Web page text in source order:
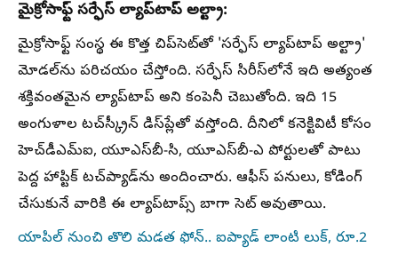
మైక్రోసాఫ్ట్ సర్ఫేస్ ల్యాప్‌టాప్ అల్ట్రా:
మైక్రోసాఫ్ట్ సంస్థ ఈ కొత్త చిప్‌సెట్‌తో 'సర్ఫేస్ ల్యాప్‌టాప్ అల్ట్రా'
మోడల్‌ను పరిచయం చేస్తోంది. సర్ఫేస్ సిరీస్‌లోనే ఇది అత్యంత
శక్తివంతమైన ల్యాప్‌టాప్ అని కంపెనీ చెబుతోంది. ఇది 15
అంగుళాల టచ్‌స్క్రీన్ డిస్‌ప్లేతో వస్తోంది. దీనిలో కనెక్టివిటీ కోసం
హెచ్‌డీఎమ్‌ఐ, యూఎస్‌బీ-సి, యూఎస్‌బీ-ఎ పోర్టులతో పాటు
పెద్ద హాప్టిక్ టచ్‌ప్యాడ్‌ను అందించారు. ఆఫీస్ పనులు, కోడింగ్
చేసుకునే వారికి ఈ ల్యాప్‌టాప్స్ బాగా సెట్ అవుతాయి.
యాపిల్ నుంచి తొలి మడత ఫోన్.. ఐప్యాడ్ లాంటి లుక్, రూ.2